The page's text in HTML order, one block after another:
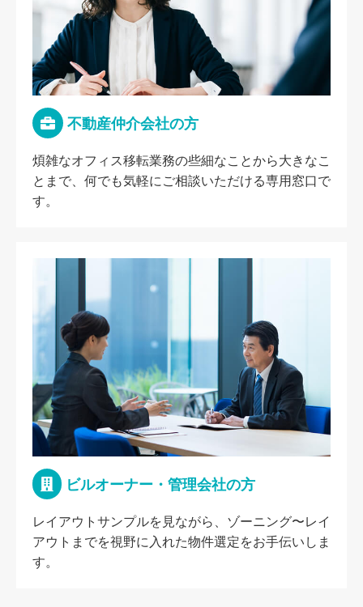
不動産仲介会社の方
煩雑なオフィス移転業務の些細なことから大きなこ
とまで、何でも気軽にご相談いただける専用窓口で
す。
ビルオーナー・管理会社の方
レイアウトサンプルを見ながら、ゾーニング〜レイ
アウトまでを視野に入れた物件選定をお手伝いしま
す。